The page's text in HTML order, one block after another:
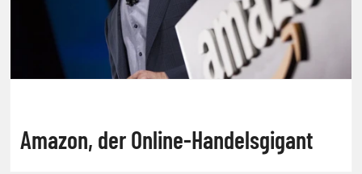
Amazon, der Online-Handelsgigant